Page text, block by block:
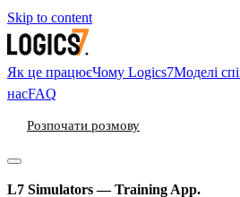
Skip to content
Як це працюєЧому Logics7Моделі
насFAQ
Розпочати розмову
L7 Simulators — Training App.